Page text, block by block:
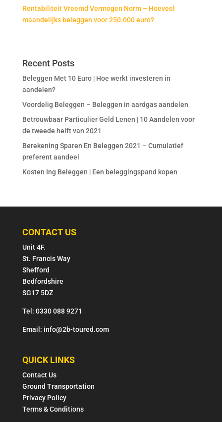
Rentabiliteit Vreemd Vermogen Norm – Hoeveel
maandelijks beleggen voor 250.000 euro?
Recent Posts
Beleggen Met 10 Euro | Hoe werkt investeren in
aandelen?
Voordelig Beleggen – Beleggen in aardgas aandelen
Betrouwbaar Particulier Geld Lenen | 10 Aandelen voor
de tweede helft van 2021
Berekening Sparen En Beleggen 2021 – Cumulatief
preferent aandeel
Kosten Ing Beleggen | Een beleggingspand kopen
CONTACT US
Unit 4F.
St. Francis Way
Shefford
Bedfordshire
SG17 5DZ
Tel: 0330 088 9271
Email: info@2b-toured.com
QUICK LINKS
Contact Us
Ground Transportation
Privacy Policy
Terms & Conditions